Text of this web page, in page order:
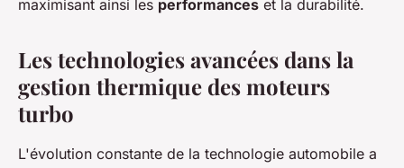
maximisant ainsi les performances et la durabilité.
Les technologies avancées dans la
gestion thermique des moteurs
turbo
L'évolution constante de la technologie automobile a